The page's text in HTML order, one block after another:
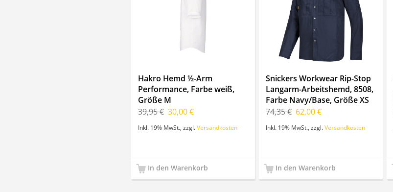
Hakro Hemd ½-Arm
Performance, Farbe weiß,
Größe M
39,95 € 30,00 €
Inkl. 19% MwSt. zzgl. Versandkosten
In den Warenkorb
Snickers Workwear Rip-Stop
Langarm-Arbeitshemd, 8508,
Farbe Navy/Base, Größe XS
74,35 € 62,00 €
Inkl. 19% MwSt. zzgl. Versandkosten
In den Warenkorb